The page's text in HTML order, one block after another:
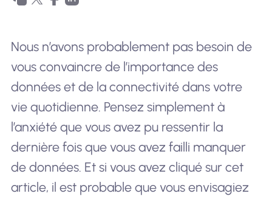
Nous n’avons probablement pas besoin de
vous convaincre de l’importance des
données et de la connectivité dans votre
vie quotidienne. Pensez simplement à
l’anxiété que vous avez pu ressentir la
dernière fois que vous avez failli manquer
de données. Et si vous avez cliqué sur cet
article, il est probable que vous envisagiez